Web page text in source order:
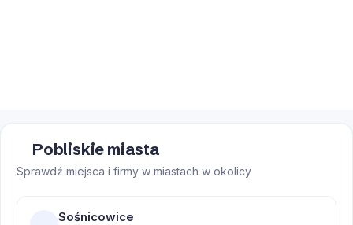
Pobliskie miasta
Sprawdź miejsca i firmy w miastach w okolicy
Sośnicowice